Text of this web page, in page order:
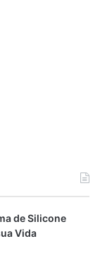
Coloque
de Silicone
Vida